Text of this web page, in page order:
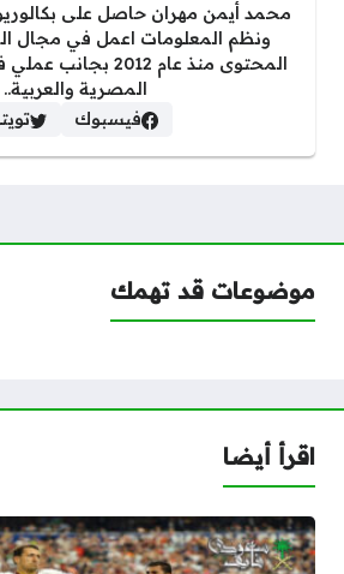
محمد أيمن مهران حاصل على
ونظم المعلومات اعمل في مجال
المحتوى منذ عام
المصرية والعربية..
فيسبوك
موضوعات قد تهمك
اقرأ أيضا